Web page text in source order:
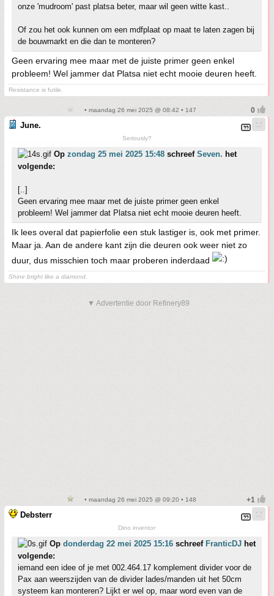
onze 'mudroom' past platsa beter, maar wil geen witte kast..
Of zou het ook kunnen om een mdfplaat op maat te laten zagen bij
de bouwmarkt en die dan te monteren?
Geen ervaring mee maar met de juiste primer geen enkel
probleem! Wel jammer dat Platsa niet echt mooie deuren heeft.
Resistance is futile.
• maandag 26 mei 2025 @ 08:42 • 147
June.
Seriously?
Op zondag 25 mei 2025 15:48 schreef Seven. het
volgende:
[..]
Geen ervaring mee maar met de juiste primer geen enkel
probleem! Wel jammer dat Platsa niet echt mooie deuren heeft.
Ik lees overal dat papierfolie een stuk lastiger is, ook met primer.
Maar ja. Aan de andere kant zijn die deuren ook weer niet zo
duur, dus misschien toch maar proberen inderdaad
Shine bright like a diamond.
▼ Advertentie door Refinery89
• maandag 26 mei 2025 @ 09:20 • 148
Debsterr
Dino inventor
Op donderdag 22 mei 2025 15:16 schreef FranticDJ het
volgende:
iemand een idee of je met 002.464.17 komplement divider voor de
Pax aan weerszijden van de divider lades/manden uit het 50cm
systeem kan monteren? Lijkt er wel op, maar word even van de